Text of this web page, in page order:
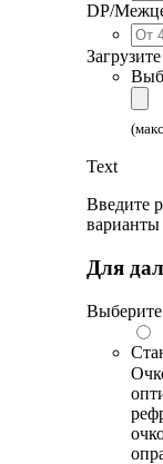
DP/
Text
Введите
варианты
Для